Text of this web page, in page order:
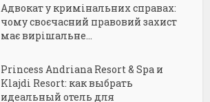
Адвокат у кримінальних справах:
чому своєчасний правовий захист
має вирішальне...
Princess Andriana Resort & Spa и
Klajdi Resort: как выбрать
идеальный отель для